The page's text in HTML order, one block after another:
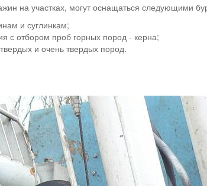
на участках, могут оснащаться следующими
и суглинкам;
с отбором проб горных пород - керна;
и очень твердых пород.